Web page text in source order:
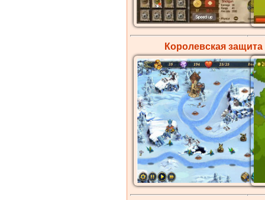
Королевская защита